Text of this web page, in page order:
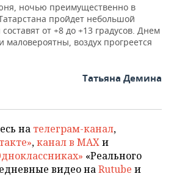
ночью преимущественно в
пройдет небольшой
от +8 до +13 градусов. Днем
маловероятны, воздух прогреется
Татьяна Демина
на телеграм-канал,
,канал в MAXи
«Реального
видео наRutube и